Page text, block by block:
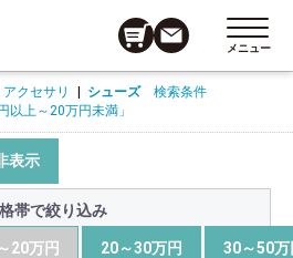
メニュー
クセサリ シューズ検索条件
以上～20万円未満」
表示
帯で絞り込み
20万円 20～30万円 30～50万